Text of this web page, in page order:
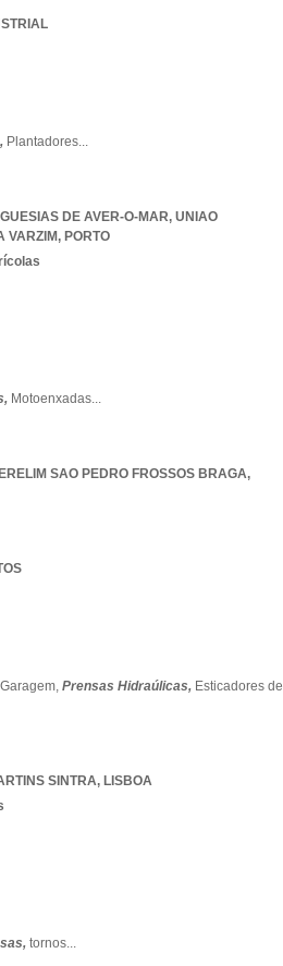
Plantadores...
DE AVER-O-MAR, UNIAO
VARZIM, PORTO
Motoenxadas...
SAO PEDRO FROSSOS BRAGA,
Prensas Hidraúlicas, Esticadores de
SINTRA, LISBOA
tornos...